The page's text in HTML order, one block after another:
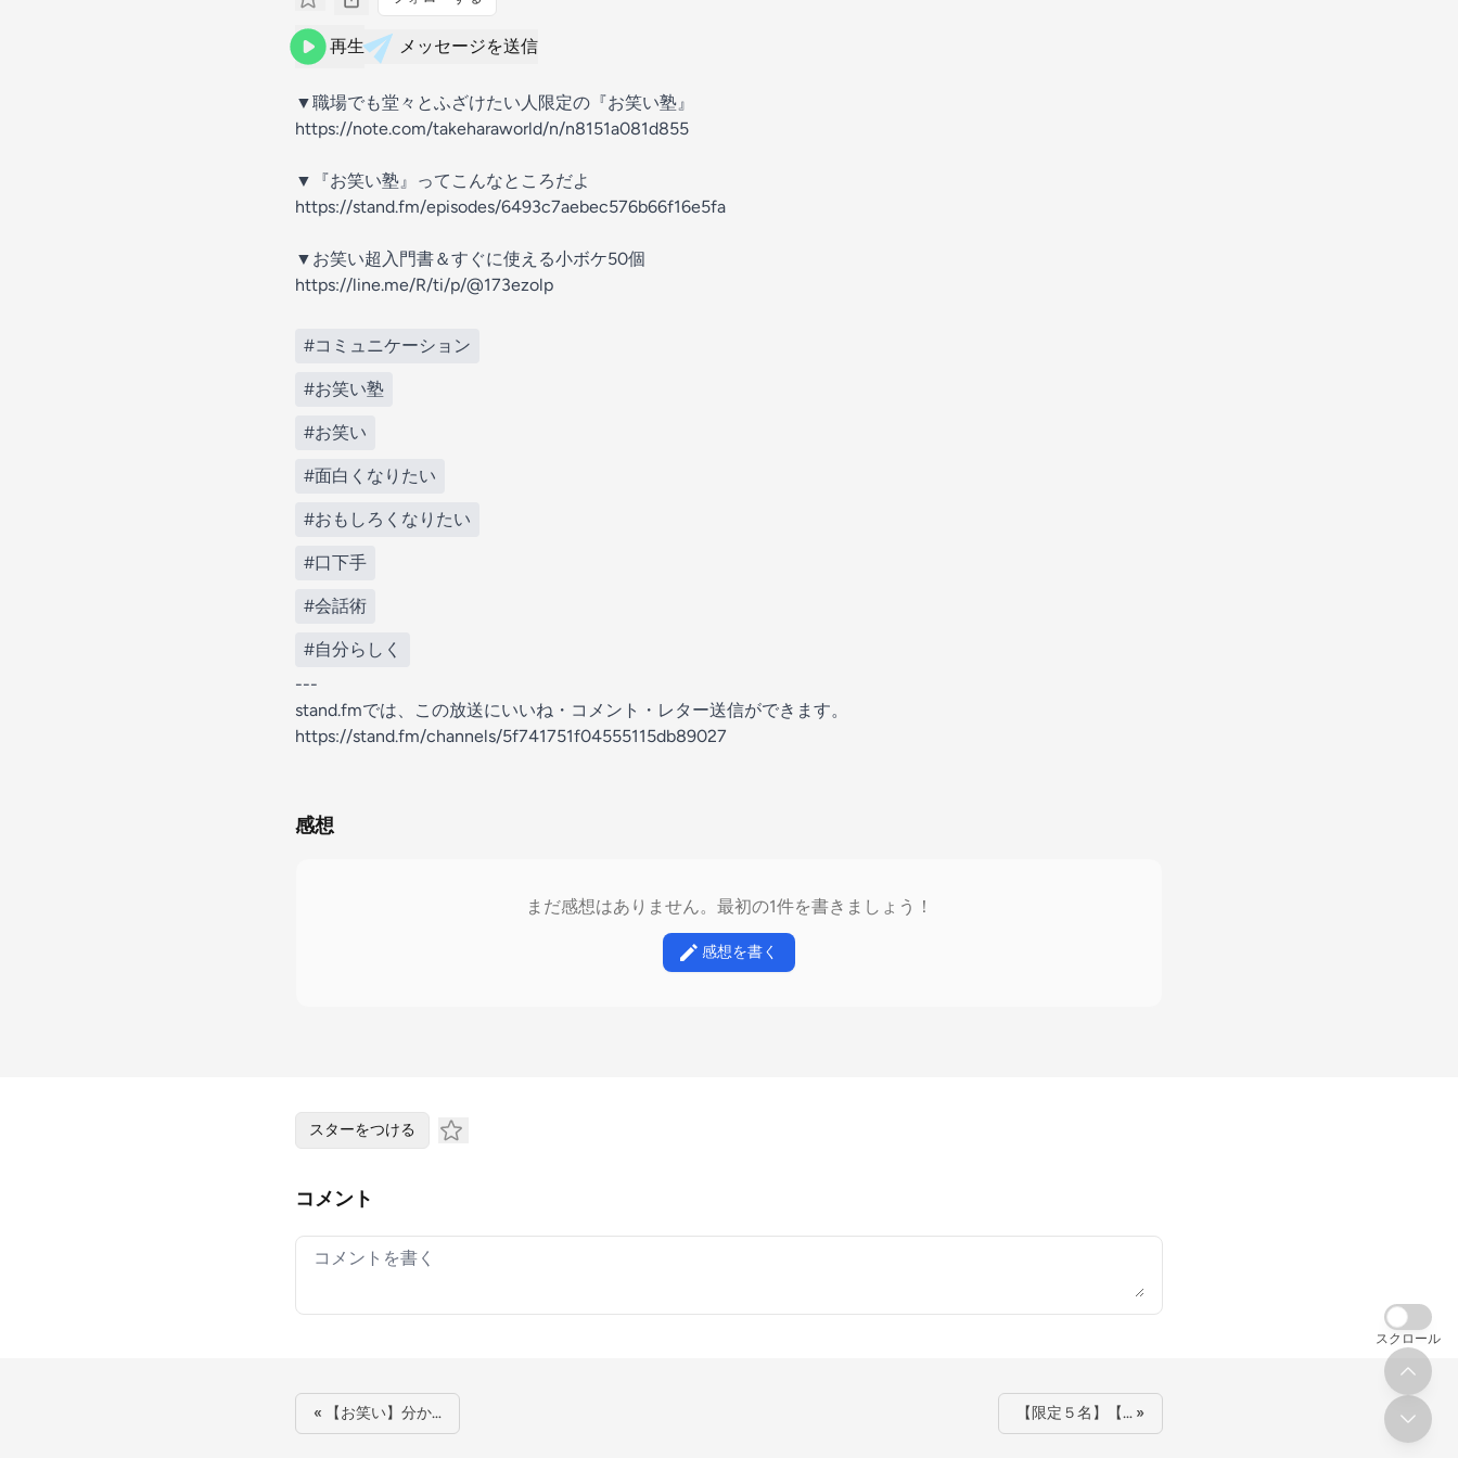
再生 メッセージを送信
▼職場でも堂々とふざけたい人限定の『お笑い塾』
https://note.com/takeharaworld/n/n8151a081d855
▼『お笑い塾』ってこんなところだよ
https://stand.fm/episodes/6493c7aebec576b66f16e5fa
▼お笑い超入門書＆すぐに使える小ボケ50個
https://line.me/R/ti/p/@173ezolp
#コミュニケーション
#お笑い塾
#お笑い
#面白くなりたい
#おもしろくなりたい
#口下手
#会話術
#自分らしく
---
stand.fmでは、この放送にいいね・コメント・レター送信ができます。
https://stand.fm/channels/5f741751f04555115db89027
感想
まだ感想はありません。最初の1件を書きましょう！
感想を書く
スターをつける
コメント
Your comment
« 【お笑い】分か… 【限定５名】【… »
スクロール